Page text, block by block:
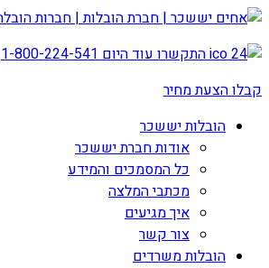
התקשרו עוד היום1-800-224-541
קבלו הצעת מחיר
הובלות יששכר
אודות חברת יששכר
כל המסמכים והמידע
מכתבי המלצה
איך מגיעים
צור קשר
הובלות משרדים